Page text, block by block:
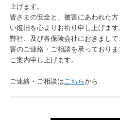
上げます。
皆さまの安全と、被害にあわれた
い復旧を心よりお祈り申し上げます
弊社、及び各保険会社におきまし
害のご連絡・ご相談を承っておりま
ご案内申し上げます。
ご連絡・ご相談はこちらから